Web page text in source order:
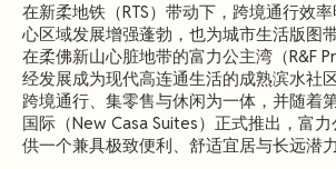
在新柔地铁（RTS）带动下，跨境通行效
心区域发展增强蓬勃，也为城市生活版图
在柔佛新山心脏地带的富力公主湾（R&F
经发展成为现代高连通生活的成熟滨水社
跨境通行、集零售与休闲为一体，并随
国际（New Casa Suites）正式推出，富
供一个兼具极致便利、舒适宜居与长远潜